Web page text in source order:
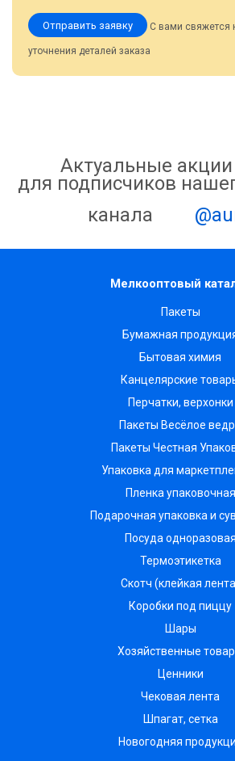
Отправить заявку С вами свяжется
уточнения деталей заказа
Актуальные
для подписчиков
канала
Мелкооптовый
Пакеты
Бумажная
Бытовая химия
Канцелярские
Перчатки, верхонки
Пакеты Весёлое
Пакеты Честная
Упаковка для
Пленка упаковочная
Подарочная упаковка и
Посуда одноразовая
Термоэтикетка
Скотч (клейкая
Коробки под пиццу
Шары
Хозяйственные
Ценники
Чековая лента
Шпагат, сетка
Новогодняя